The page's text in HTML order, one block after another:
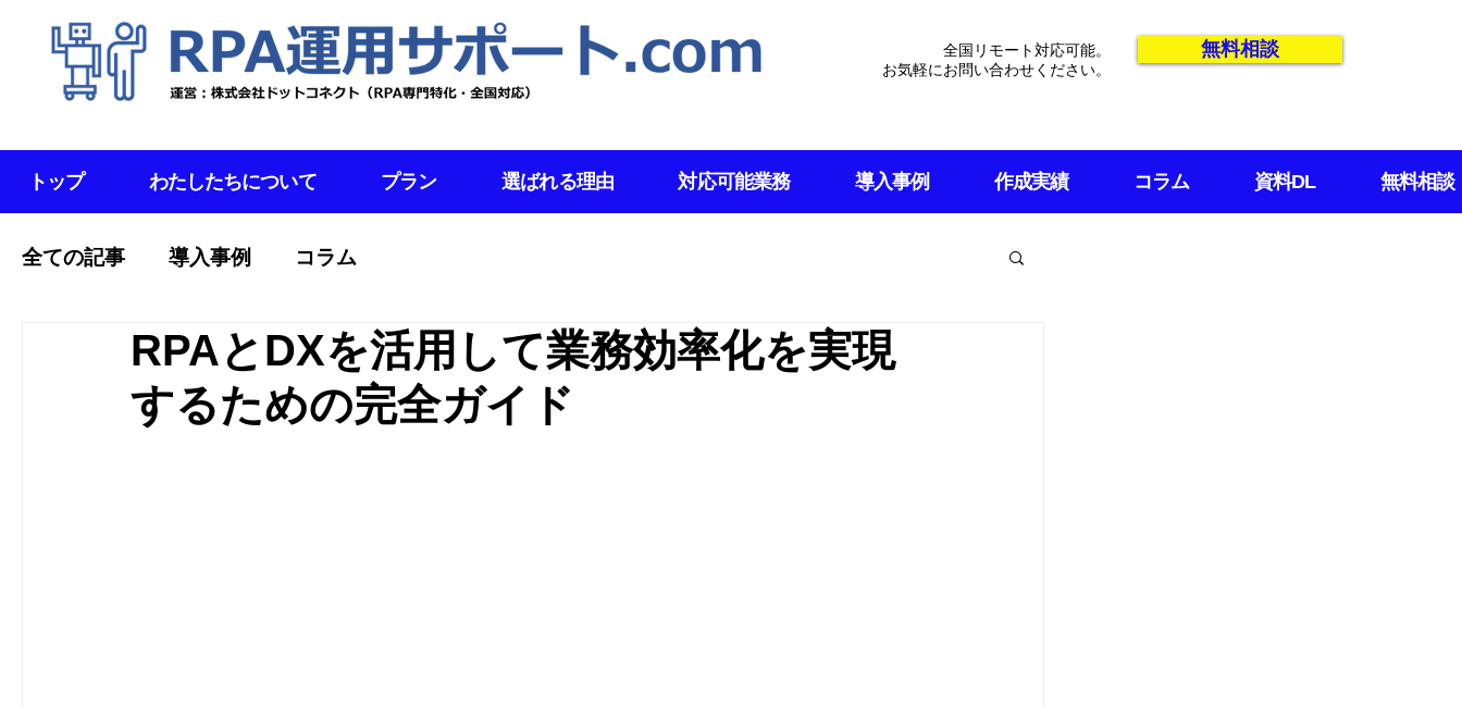
全国リモート対応可能。
お気軽にお問い合わせください。
無料相談
トップ わたしたちについて プラン 選ばれる理由 対応可能業務 導入事例 作成実績 コラム 資料DL 無料相談
全ての記事 導入事例 コラム
RPAとDXを活用して業務効率化を実現
するための完全ガイド